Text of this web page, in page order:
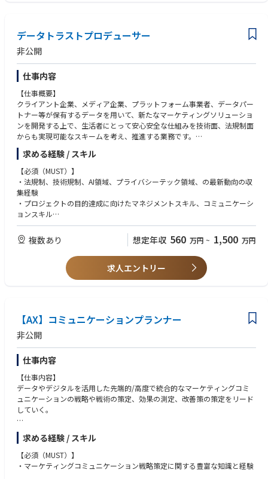
・未経験や担当外の領域についても積極的に取り組み、新しいことを生み
出していける方
データトラストプロデューサー
非公開
仕事内容
【仕事概要】
クライアント企業、メディア企業、プラットフォーム事業者、データパー
トナー等が保有するデータを用いて、新たなマーケティングソリューショ
ンを開発する上で、生活者にとって安心安全な仕組みを技術面、法規制面
からも実現可能なスキームを考え、推進する業務です。
多様なクライアント企業、メディア企業、グローバルなプラットフォーマ
ー等と関わりながら、新しい競争力の基盤構築を担う、重要なポジション
です。
【仕事内容】
当社のデータ関連領域のプロフェッショナルとして以下の業務を主に担当
いただきます。
ートナー等が保有するデータやソリューションデータ活用における実現ス
キームの立案と実行支援。
・生成AI等、リスク管理が必要となる、新たな領域への対応方針の策定。
・法規制だけでなく、技術面での最新動向を逐次収集し、リスクの洗い出
し、適切な対応・ルールの整備。
全ての広告・マーケティングサービス、及びコンテンツ・ビジネス等、定
款によって定める事項。その他当社が業務命令により指示する業務
求める経験 / スキル
【必須（MUST）】
・法規制、技術規制、AI領域、プライバシーテック領域、の最新動向の収
集経験
・プロジェクトの目的達成に向けたマネジメントスキル、コミュニケーシ
ョンスキル
・専門領域の話を専門領域外の人にもわかりやすく伝える説明力
【歓迎（WANT）】
・標準的な情報システム・データセキュリティに関する知識・知見（特に
プライバシーマークやISMS取得などデータセキュリティ環境構築につい
・広告／マーケティング関連のデータを取り扱う業務・実務経験
・マーケティングにおける法規制、技術規制への対応策検討に関わる実務
経験
・「G検定」「個人情報保護士」「日本DPO協会認定資格（プライバシー
ホワイト以上）」等の資格保有者
【求める人物像】
・未経験や担当外の領域についても積極的に取り組み、新しいことを生み
出していける方
・データやシステムに関する専門性のある話を、専門領域外の人に対し分
かりやすく説明できる方
・未経験や担当外の領域についても積極的に取り組み、知見を吸収するこ
とができる方
複数あり 想定年収 560 万円 ~ 1,500 万円
求人エントリー
【AX】コミュニケーションプランナー
非公開
仕事内容
【仕事内容】
データやデジタルを活用した先端的/高度で統合的なマーケティングコミ
ュニケーションの戦略や戦術の策定、効果の測定、改善策の策定をリード
していく。
【主な業務内容】
・ビジネス課題を解決するマーケティングコミュニケーション戦略（ター
ゲットやポジショニング、KPIやカスタマージャーニー、コンセプト）の
策定
求める経験 / スキル
【必須（MUST）】
・マーケティングコミュニケーション戦略策定に関する豊富な知識と経験